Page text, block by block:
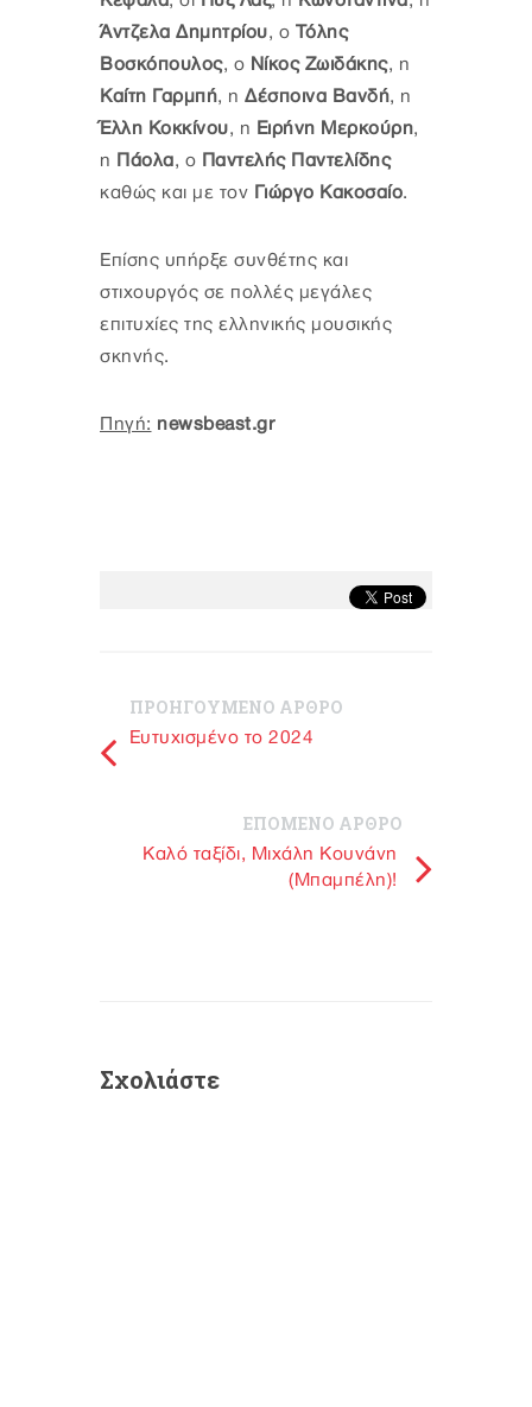
Άντζελα Δημητρίου, ο Τόλης
Βοσκόπουλος, ο Νίκος Ζωιδάκης, η
Καίτη Γαρμπή, η Δέσποινα Βανδή, η
Έλλη Κοκκίνου, η Ειρήνη Μερκούρη,
η Πάολα, ο Παντελής Παντελίδης
καθώς και με τον Γιώργο Κακοσαίο.
Επίσης υπήρξε συνθέτης και
στιχουργός σε πολλές μεγάλες
επιτυχίες της ελληνικής μουσικής
σκηνής.
Πηγή: newsbeast.gr
ΠΡΟΗΓΟΥΜΕΝΟ ΑΡΘΡΟ
Eυτυχισμένο το 2024
ΕΠΟΜΕΝΟ ΑΡΘΡΟ
Καλό ταξίδι, Μιχάλη Κουνάνη
(Μπαμπέλη)!
Σχολιάστε